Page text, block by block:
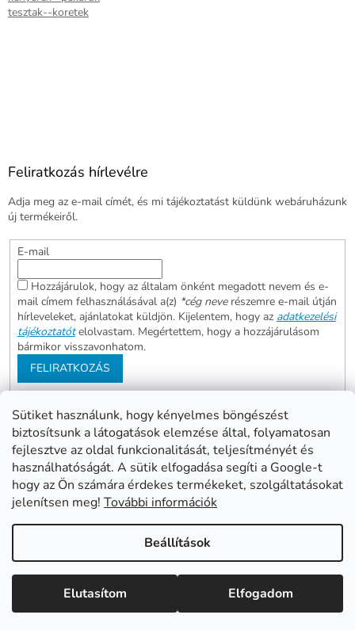
Sütiket használunk, hogy kényelmes böngészést
biztosítsunk a látogatások elemzése által, folyamatosan
fejlesztve az oldal funkcionalitását, teljesítményét és
használhatóságát. A sütik elfogadása segíti a Google-t
hogy az Ön számára érdekes termékeket, szolgáltatásokat
jelenítsen meg! További információk
Beállítások
Elutasítom Elfogadom
tesztak--koretek
Feliratkozás hírlevélre
Adja meg az e-mail címét, és mi tájékoztatást küldünk webáruházunk
új termékeiről.
E-mail
Hozzájárulok, hogy az általam önként megadott nevem és e-
mail címem felhasználásával a(z) *cég neverészemre e-mail útján
hírleveleket, ajánlatokat küldjön. Kijelentem, hogy az adatkezelési
tájékoztatót elolvastam. Megértettem, hogy a hozzájárulásom
bármikor visszavonhatom.
FELIRATKOZÁS
Abonett
Mester Család
Civita
Copyright 2026www.mentes24.hu webshop. Minden jog
fenntartva.
Süti beállítások szerkesztése